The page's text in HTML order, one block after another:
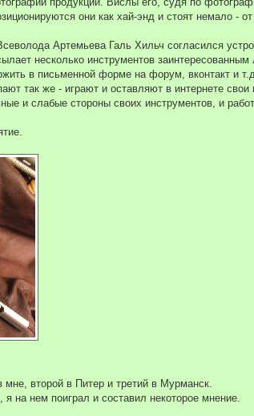
они как хай-энд и стоят немало - от
Артемьева Галь Хильч согласился
несколько инструментов
в письменной форме на форум, вконтакт и
так же - играют и оставляют в интернете
и слабые стороны своих инструментов, и
второй в Питер и третий в Мурманск.
на нем поиграл и составил некоторое мнение.